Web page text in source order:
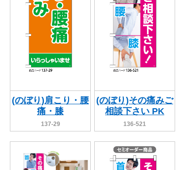
(のぼり)肩こり・腰
痛・膝
137-29
(のぼり)その痛みご
相談下さい PK
136-521